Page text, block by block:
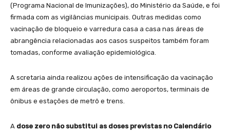
(Programa Nacional de Imunizações), do Ministério da Saúde, e foi
firmada com as vigilâncias municipais. Outras medidas como
vacinação de bloqueio e varredura casa a casa nas áreas de
abrangência relacionadas aos casos suspeitos também foram
tomadas, conforme avaliação epidemiológica.
A scretaria ainda realizou ações de intensificação da vacinação
em áreas de grande circulação, como aeroportos, terminais de
ônibus e estações de metrô e trens.
A dose zero não substitui as doses previstas no Calendário